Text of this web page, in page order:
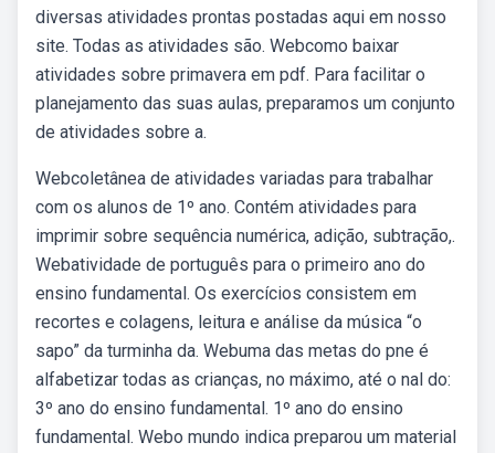
diversas atividades prontas postadas aqui em nosso
site. Todas as atividades são. Webcomo baixar
atividades sobre primavera em pdf. Para facilitar o
planejamento das suas aulas, preparamos um conjunto
de atividades sobre a.
Webcoletânea de atividades variadas para trabalhar
com os alunos de 1º ano. Contém atividades para
imprimir sobre sequência numérica, adição, subtração,.
Webatividade de português para o primeiro ano do
ensino fundamental. Os exercícios consistem em
recortes e colagens, leitura e análise da música “o
sapo” da turminha da. Webuma das metas do pne é
alfabetizar todas as crianças, no máximo, até o nal do:
3º ano do ensino fundamental. 1º ano do ensino
fundamental. Webo mundo indica preparou um material